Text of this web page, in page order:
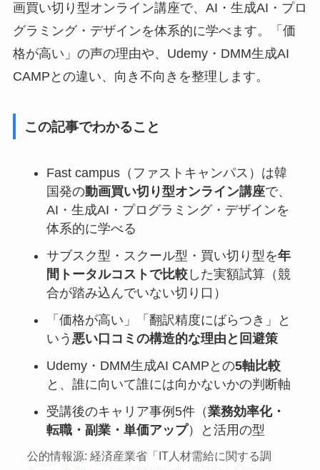
画買い切り型オンライン講座で、AI・生成AI・プロ
グラミング・デザインを体系的に学べます。「価
格が高い」の声の理由や、Udemy・DMM生成AI
CAMPとの違い、向き不向きを整理します。
この記事でわかること
Fast campus（ファストキャンパス）は韓
国発の動画買い切り型オンライン講座で、
AI・生成AI・プログラミング・デザインを
体系的に学べる
サブスク型・スクール型・買い切り型を年
間トータルコストで比較した実額試算（競
合が踏み込んでいない切り口）
「価格が高い」「翻訳精度にばらつき」と
いう 悪い口コミの構造的な理由と回避策
Udemy・DMM生成AI CAMPとの5軸比較
と、誰に向いて誰には向かないかの判断軸
受講後のキャリア事例5件（業務効率化・
転職・副業・単価アップ）と活用の型
公的情報源: 経済産業省「IT人材需給に関する調